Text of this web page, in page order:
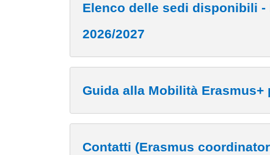
Elenco delle sedi disponibili
2026/2027
Guida alla Mobilità Erasmus+
Contatti (Erasmus